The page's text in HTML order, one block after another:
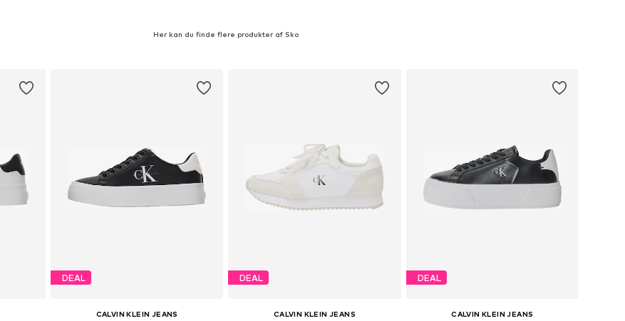
Her kan du finde flere produkter af Sko
DEAL
CALVIN KLEIN JEANS
DEAL
CALVIN KLEIN JEANS
DEAL
CALVIN KLEIN JEANS